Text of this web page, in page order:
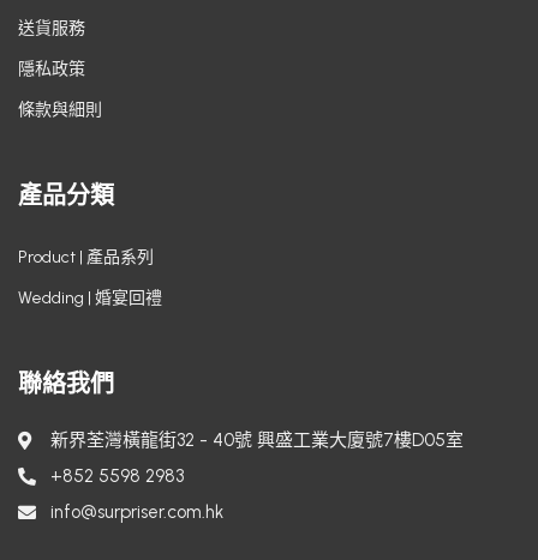
送貨服務
隱私政策
條款與細則
產品分類
Product | 產品系列
Wedding | 婚宴回禮
聯絡我們
新界荃灣橫龍街32 - 40號 興盛工業大廈號7樓D05室
+852 5598 2983
info@surpriser.com.hk